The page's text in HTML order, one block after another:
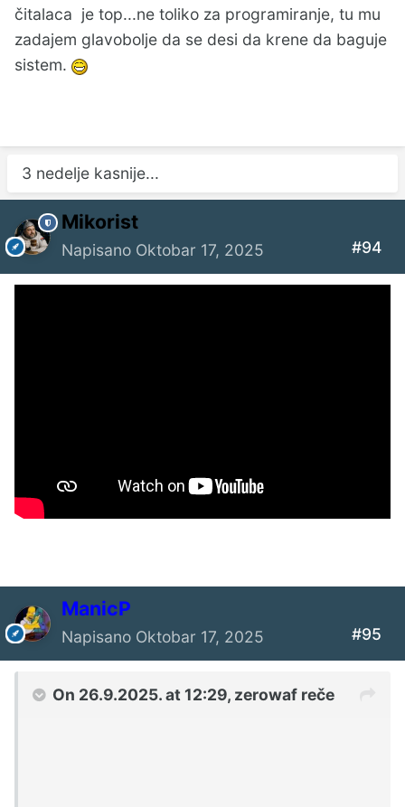
čitalaca je top...ne toliko za programiranje, tu mu
zadajem glavobolje da se desi da krene da baguje
sistem.
3 nedelje kasnije...
Mikorist
Napisano Oktobar 17, 2025 #94
ManicP
Napisano Oktobar 17, 2025 #95
On 26.9.2025. at 12:29, zerowaf reče